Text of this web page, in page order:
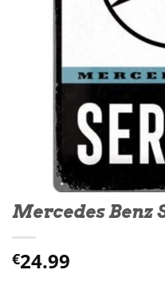
Mercedes Benz
€24.99